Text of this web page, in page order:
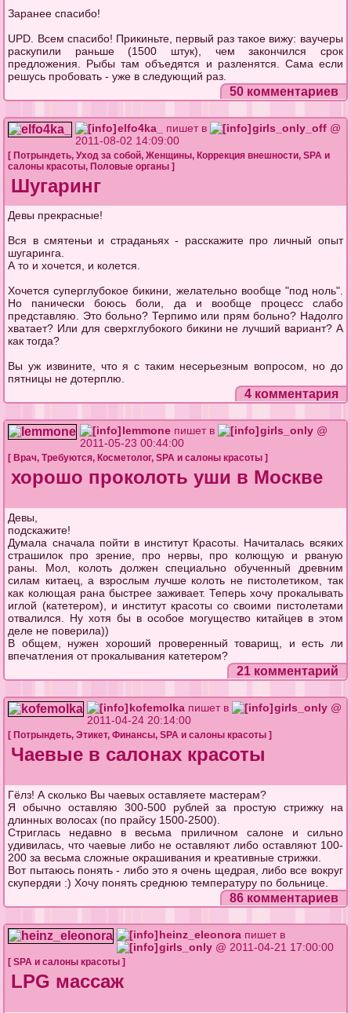
Заранее спасибо!
UPD. Всем спасибо! Прикиньте, первый раз такое вижу: ваучеры
раскупили раньше (1500 штук), чем закончился срок
предложения. Рыбы там объедятся и разленятся. Сама если
решусь пробовать - уже в следующий раз.
50 комментариев
elfo4ka_ пишет в girls_only_off @
2011-08-02 14:09:00
[ Потрындеть,Уход за собой,Женщины, Коррекция внешности,SPA и
салоны красоты, Половые органы ]
Шугаринг
Девы прекрасные!
Вся в смятеньи и страданьях - расскажите про личный опыт
шугаринга.
А то и хочется, и колется.
Хочется суперглубокое бикини, желательно вообще "под ноль".
Но панически боюсь боли, да и вообще процесс слабо
представляю. Это больно? Терпимо или прям больно? Надолго
хватает? Или для сверхглубокого бикини не лучший вариант? А
как тогда?
Вы уж извините, что я с таким несерьезным вопросом, но до
пятницы не дотерплю.
4 комментария
lemmone пишет в girls_only @
2011-05-23 00:44:00
[ Врач,Требуются, Косметолог,SPA и салоны красоты ]
хорошо проколоть уши в Москве
Девы,
подскажите!
Думала сначала пойти в институт Красоты. Начиталась всяких
страшилок про зрение, про нервы, про колющую и рваную
раны. Мол, колоть должен специально обученный древним
силам китаец, а взрослым лучше колоть не пистолетиком, так
как колющая рана быстрее заживает. Теперь хочу прокалывать
иглой (катетером), и институт красоты со своими пистолетами
отвалился. Ну хотя бы в особое могущество китайцев в этом
деле не поверила))
В общем, нужен хороший проверенный товарищ, и есть ли
впечатления от прокалывания катетером?
21 комментарий
kofemolka пишет в girls_only @
2011-04-24 20:14:00
[ Потрындеть,Этикет,Финансы,SPA и салоны красоты ]
Чаевые в салонах красоты
Гёлз! А сколько Вы чаевых оставляете мастерам?
Я обычно оставляю 300-500 рублей за простую стрижку на
длинных волосах (по прайсу 1500-2500).
Стриглась недавно в весьма приличном салоне и сильно
удивилась, что чаевые либо не оставляют либо оставляют 100-
200 за весьма сложные окрашивания и креативные стрижки.
Вот пытаюсь понять - либо это я очень щедрая, либо все вокруг
скупердяи :) Хочу понять среднюю температуру по больнице.
86 комментариев
heinz_eleonora пишет в
girls_only @ 2011-04-21 17:00:00
[SPA и салоны красоты ]
LPG массаж